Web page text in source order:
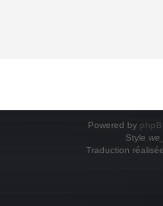
Powered by
Style
Traduction